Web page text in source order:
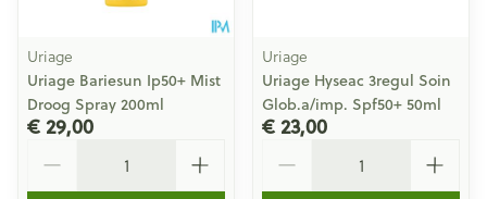
Uriage
Uriage Bariesun Ip50+ Mist
Droog Spray 200ml
€ 29,00
Uriage
Uriage Hyseac 3regul Soin
Glob.a/imp. Spf50+ 50ml
€ 23,00